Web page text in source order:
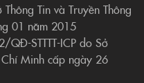
Tin và Truyền Thông
01 năm 2015
QĐ-STTTT-ICP do Sở
Chí Minh cấp ngày 26